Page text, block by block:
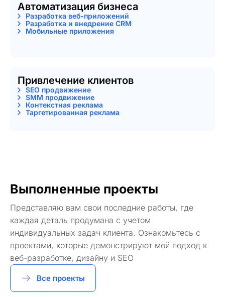
Автоматизация бизнеса
Разработка веб-приложений
Разработка и внедрение CRM
Мобильные приложения
Привлечение клиентов
SEO продвижение
SMM продвижение
Контекстная реклама
Таргетированная реклама
Выполненные проекты
Представляю вам свои последние работы, где
каждая деталь продумана с учетом
индивидуальных задач клиента. Ознакомьтесь с
проектами, которые демонстрируют мой подход к
веб-разработке, дизайну и SEO
Все проекты